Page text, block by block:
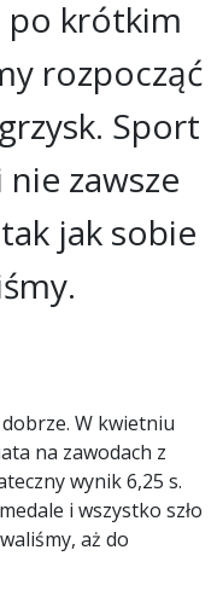
po krótkim
rozpocząć
Sport
zawsze
jak sobie
W kwietniu
na zawodach z
wynik 6,25 s.
i wszystko szło
aż do